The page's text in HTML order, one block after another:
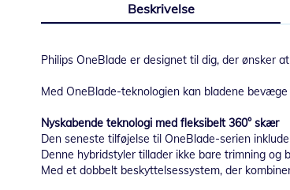
af
Beskrivelse
Philips OneBlade er designet til dig, der ønsker
Med OneBlade-teknologien kan bladene
Nyskabende teknologi med fleksibelt 360° skær
Den seneste tilføjelse til OneBlade-serien
Denne hybridstyler tillader ikke bare trimning
Med et dobbelt beskyttelsessystem, der